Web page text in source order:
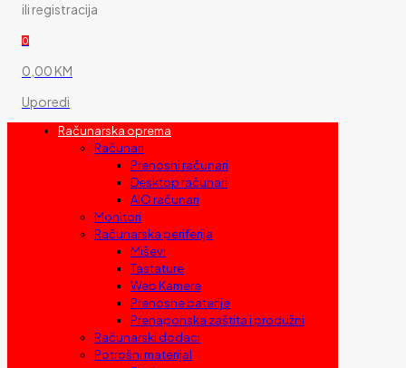
ili registracija
0
0,00 KM
Uporedi
Računarska oprema
Računari
Prenosni računari
Desktop računari
AIO računari
Monitori
Računarska periferija
Miševi
Tastature
Web Kamere
Prenosne baterije
Prenaponska zaštita i produžni
Računarski dodaci
Potrošni materijal